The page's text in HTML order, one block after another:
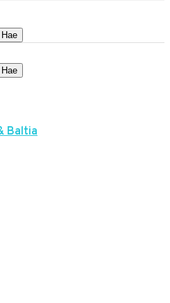
Hae
Hae
Baltia